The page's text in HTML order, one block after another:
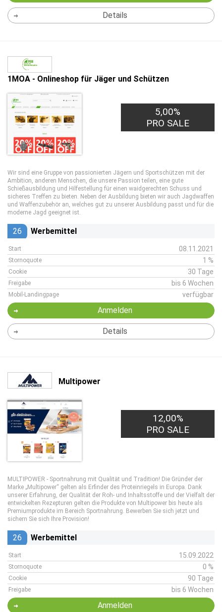
Details
1MOA - Onlineshop für Jäger und Schützen
5,00%
PRO SALE
Wir sind eine Gruppe von passionierten Jägern und Sportschützen mit der
Ambition, anderen Menschen, die unsere Passion teilen, eine gute
Schießausbildung und Hilfestellung für einen waidgerechten Schuss und
sicheres Treffen zu bieten. Neben der Ausbildung bieten wir auch Jagdwaffen
und Waffenzubehör an, welches gut zu unserer Ausbildung passt und für die
moderne Jagd geeignet ist.
26 Werbemittel
Start 08.11.2021
Stornoquote 1 %
Cookie 30 Tage
Freigabe bis 6 Wochen
Mobil-Landingpage verfügbar
Anmelden
Details
Multipower
12,00%
PRO SALE
MULTIPOWER - Sportnahrung mit Qualität und Tradition! Die Gründer der
Marke „Multipower“ gelten als Erfinder des Proteinriegels in Europa. Dank
unserer Erfahrung, der Qualität der Roh- und Inhaltsstoffe und der Vielfalt der
entwickelten Rezepturen gelten die Produkte von Multipower bis heute als
Premiumprodukte im Bereich Sportnahrung. Bewerben Sie sich jetzt und
sichern Sie sich Ihre Provision!
26 Werbemittel
Start 15.09.2022
Stornoquote 0 %
Cookie 90 Tage
Freigabe bis 6 Wochen
Anmelden